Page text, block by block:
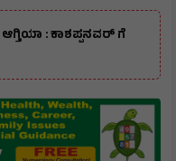
ಆಗ್ತಿಯಾ : ಕಾಶಪ್ಪನವರ್ ಗೆ